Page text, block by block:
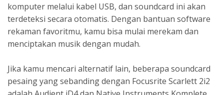
komputer melalui kabel USB, dan soundcard ini akan
terdeteksi secara otomatis. Dengan bantuan software
rekaman favoritmu, kamu bisa mulai merekam dan
menciptakan musik dengan mudah.
Jika kamu mencari alternatif lain, beberapa soundcard
pesaing yang sebanding dengan Focusrite Scarlett 2i2